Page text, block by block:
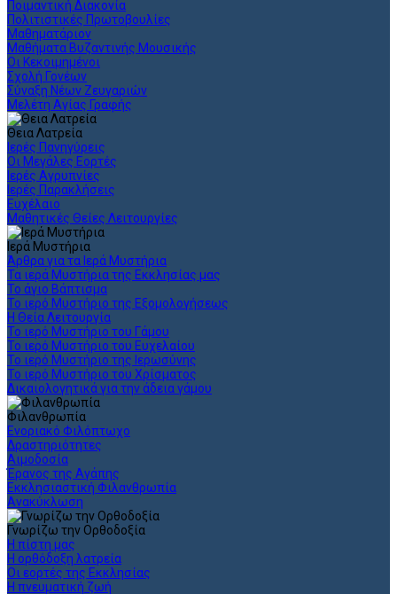
Ποιμαντική Διακονία
Πολιτιστικές Πρωτοβουλίες
Μαθηματάριον
Μαθήματα Βυζαντινής Μουσικής
Οι Κεκοιμημένοι
Σχολή Γονέων
Σύναξη Νέων Ζευγαριών
Μελέτη Αγίας Γραφής
Θεια Λατρεία
Ιερές Πανηγύρεις
Οι Μεγάλες Εορτές
Ιερές Αγρυπνίες
Ιερές Παρακλήσεις
Ευχέλαιο
Μαθητικές Θείες Λειτουργίες
Ιερά Μυστήρια
Άρθρα για τα Ιερά Μυστήρια
Τα ιερά Μυστήρια της Εκκλησίας μας
Το άγιο Βάπτισμα
Το ιερό Μυστήριο της Εξομολογήσεως
Η Θεία Λειτουργία
Το ιερό Μυστήριο του Γάμου
Το ιερό Μυστήριο του Ευχελαίου
Το ιερό Μυστήριο της Ιερωσύνης
Το ιερό Μυστήριο του Χρίσματος
Δικαιολογητικά για την άδεια γάμου
Φιλανθρωπία
Ενοριακό Φιλόπτωχο
Δραστηριότητες
Αιμοδοσία
Έρανος της Αγάπης
Εκκλησιαστική Φιλανθρωπία
Ανακύκλωση
Γνωρίζω την Ορθοδοξία
Η πίστη μας
Η ορθόδοξη λατρεία
Οι εορτές της Εκκλησίας
Η πνευματική ζωή